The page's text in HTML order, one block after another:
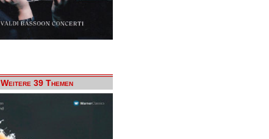
Weitere 39 Themen